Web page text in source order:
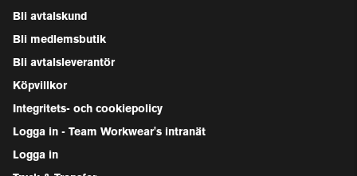
Bli avtalskund
Bli medlemsbutik
Bli avtalsleverantör
Köpvillkor
Integritets- och cookiepolicy
Logga in - Team Workwear's intranät
Logga in